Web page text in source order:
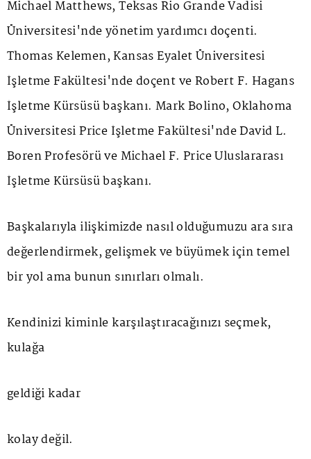
Michael Matthews, Teksas Rio Grande Vadisi
Üniversitesi'nde yönetim yardımcı doçenti.
Thomas Kelemen, Kansas Eyalet Üniversitesi
İşletme Fakültesi'nde doçent ve Robert F. Hagans
İşletme Kürsüsü başkanı. Mark Bolino, Oklahoma
Üniversitesi Price İşletme Fakültesi'nde David L.
Boren Profesörü ve Michael F. Price Uluslararası
İşletme Kürsüsü başkanı.
Başkalarıyla ilişkimizde nasıl olduğumuzu ara sıra
değerlendirmek, gelişmek ve büyümek için temel
bir yol ama bunun sınırları olmalı.
Kendinizi kiminle karşılaştıracağınızı seçmek,
kulağa
geldiği kadar
kolay değil.